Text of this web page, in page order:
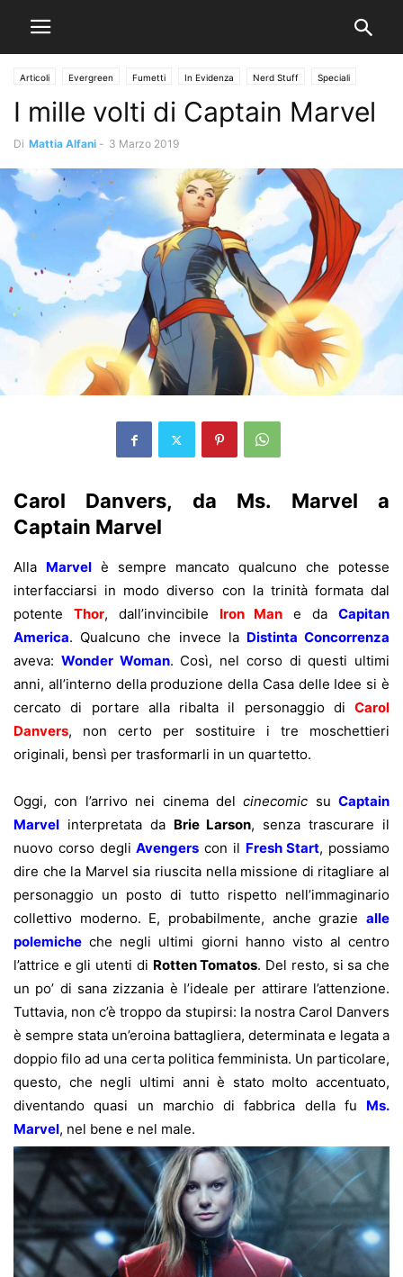
Articoli Evergreen Fumetti In Evidenza Nerd Stuff Speciali
I mille volti di Captain Marvel
Di Mattia Alfani - 3 Marzo 2019
Carol Danvers, da Ms. Marvel a
Captain Marvel
Alla Marvel è sempre mancato qualcuno che potesse
interfacciarsi in modo diverso con la trinità formata dal
potente Thor, dall’invincibile Iron Man e daCapitan
America. Qualcuno che invece la Distinta Concorrenza
aveva: Wonder Woman. Così, nel corso di questi ultimi
anni, all’interno della produzione della Casa delle Idee si è
cercato di portare alla ribalta il personaggio di Carol
Danvers, non certo per sostituire i tre moschettieri
originali, bensì per trasformarli in un quartetto.
Oggi, con l’arrivo nei cinema delcinecomic su Captain
Marvel interpretata da Brie Larson, senza trascurare il
nuovo corso degliAvengers con il Fresh Start, possiamo
dire che la Marvel sia riuscita nella missione di ritagliare al
personaggio un posto di tutto rispetto nell’immaginario
collettivo moderno. E, probabilmente, anche grazie alle
polemiche che negli ultimi giorni hanno visto al centro
l’attrice e gli utenti di Rotten Tomatos. Del resto, si sa che
un po’ di sana zizzania è l’ideale per attirare l’attenzione.
Tuttavia, non c’è troppo da stupirsi: la nostra Carol Danvers
è sempre stata un’eroina battagliera, determinata e legata a
doppio filo ad una certa politica femminista. Un particolare,
questo, che negli ultimi anni è stato molto accentuato,
diventando quasi un marchio di fabbrica della fu Ms.
Marvel, nel bene e nel male.